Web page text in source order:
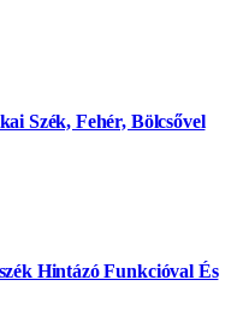
Szék, Fehér, Bölcsővel
Hintázó Funkcióval És